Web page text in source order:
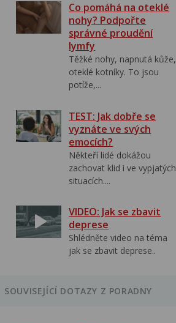
Co pomáhá na oteklé
nohy? Podpořte
správné proudění
lymfy
Těžké nohy, napnutá kůže,
oteklé kotníky. To jsou
potíže,...
TEST: Jak dobře se
vyznáte ve svých
emocích?
Někteří lidé dokážou
zachovat klid i ve vypjatých
situacích....
VIDEO: Jak se zbavit
deprese
Shlédněte video na téma
jak se zbavit deprese..
SOUVISEJÍCÍ DOTAZY Z PORADNY